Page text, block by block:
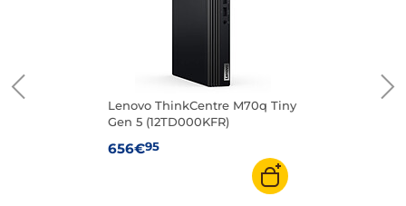
Lenovo ThinkCentre M70q Tiny
Gen 5 (12TD000KFR)
656€95